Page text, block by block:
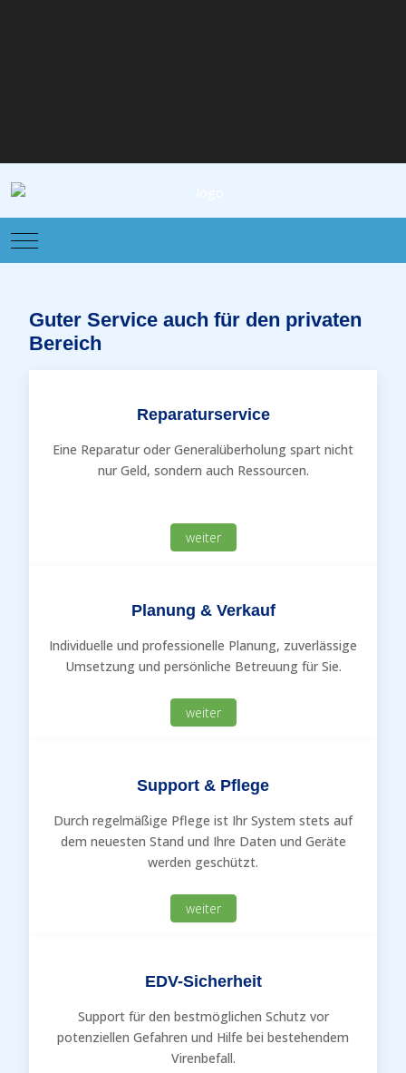
Mobile Menu Toggle
Guter Service auch für den privaten
Bereich
Reparaturservice
Eine Reparatur oder Generalüberholung spart nicht
nur Geld, sondern auch Ressourcen.
weiter
Planung & Verkauf
Individuelle und professionelle Planung, zuverlässige
Umsetzung und persönliche Betreuung für Sie.
weiter
Support & Pflege
Durch regelmäßige Pflege ist Ihr System stets auf
dem neuesten Stand und Ihre Daten und Geräte
werden geschützt.
weiter
EDV-Sicherheit
Support für den bestmöglichen Schutz vor
potenziellen Gefahren und Hilfe bei bestehendem
Virenbefall.